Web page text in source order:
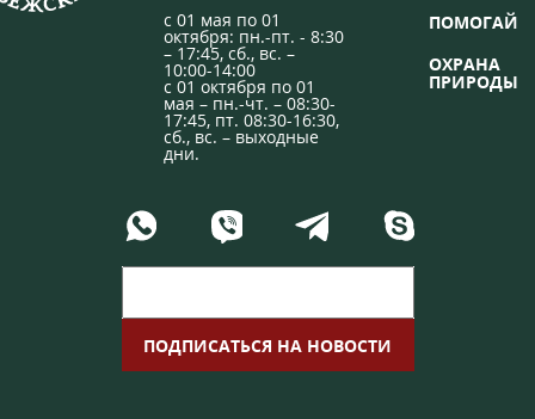
с 01 мая по 01
октября: пн.-пт. - 8:30
– 17:45, сб., вс. –
10:00-14:00
с 01 октября по 01
мая – пн.-чт. – 08:30-
17:45, пт. 08:30-16:30,
сб., вс. – выходные
дни.
ПОМОГАЙ
ОХРАНА
ПРИРОДЫ